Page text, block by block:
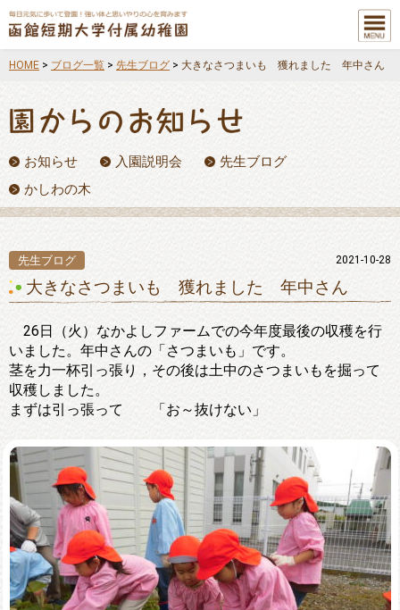
メニュ
ー
HOME > ブログ一覧 > 先生ブログ > 大きなさつまいも 獲れました 年中さん
お知らせ 入園説明会
先生ブログ
かしわの木
先生ブログ 2021-10-28
大きなさつまいも 獲れました 年中さん
26日（火）なかよしファームでの今年度最後の収穫を行
いました。年中さんの「さつまいも」です。
茎を力一杯引っ張り，その後は土中のさつまいもを掘って
収穫しました。
まずは引っ張って 「お～抜けない」